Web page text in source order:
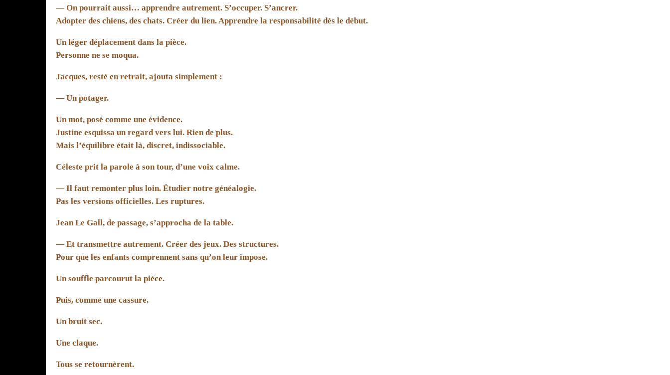
— On pourrait aussi… apprendre autrement. S’occuper. S’ancrer.
Adopter des chiens, des chats. Créer du lien. Apprendre la responsabilité dès le début.
Un léger déplacement dans la pièce.
Personne ne se moqua.
Jacques, resté en retrait, ajouta simplement :
— Un potager.
Un mot, posé comme une évidence.
Justine esquissa un regard vers lui. Rien de plus.
Mais l’équilibre était là, discret, indissociable.
Céleste prit la parole à son tour, d’une voix calme.
— Il faut remonter plus loin. Étudier notre généalogie.
Pas les versions officielles. Les ruptures.
Jean Le Gall, de passage, s’approcha de la table.
— Et transmettre autrement. Créer des jeux. Des structures.
Pour que les enfants comprennent sans qu’on leur impose.
Un souffle parcourut la pièce.
Puis, comme une cassure.
Un bruit sec.
Une claque.
Tous se retournèrent.